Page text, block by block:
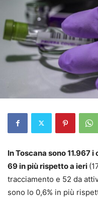
In Toscana sono 11.967
69 in più rispetto a ieri
tracciamento e 52 da
sono lo 0,6% in più